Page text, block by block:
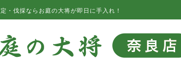
・伐採ならお庭の大将が即日に手入れ！